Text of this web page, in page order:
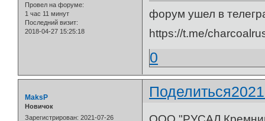
Провел на форуме:
1 час 11 минут
Последний визит:
2018-04-27 15:25:18
форум ушел в
https://t.me/
0
Поделиться
MaksP
Новичок
Зарегистрирован: 2021-07-26